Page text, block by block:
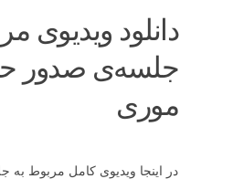
دانلود ویدیوی
جلسه‌ی صدور
موری
در اینجا ویدیوی کامل مربوط